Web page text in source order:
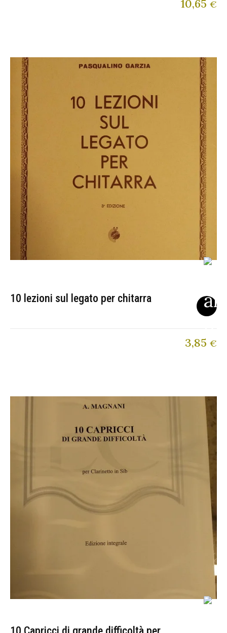
10,65 €
10 lezioni sul legato per chitarra
3,85 €